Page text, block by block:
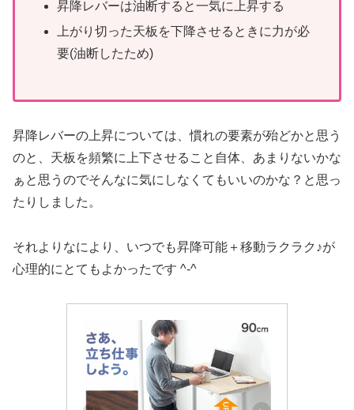
昇降レバーは油断すると一気に上昇する
上がり切った天板を下降させるときに力が必
要(油断したため)
昇降レバーの上昇については、慣れの要素が殆どかと思う
のと、天板を頻繁に上下させること自体、あまりないかな
ぁと思うのでそんなに気にしなくてもいいのかな？と思っ
たりしました。
それよりなにより、いつでも昇降可能＋移動ラクラク♪が
心理的にとてもよかったです ^-^